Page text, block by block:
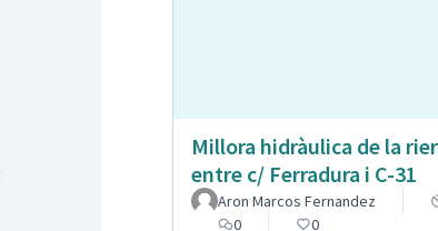
Millora hidràulica de la
entre c/ Ferradura i C-31
Aron Marcos Fernandez
0
0